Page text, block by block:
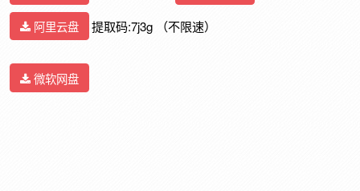
阿里云盘 提取码:7j3g （不限速）
微软网盘